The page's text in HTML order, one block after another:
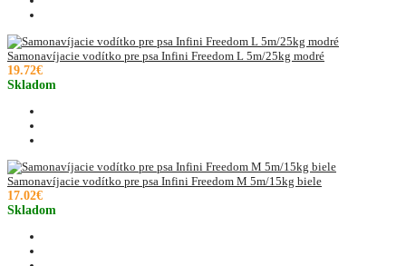
Samonavíjacie vodítko pre psa Infini Freedom L 5m/25kg modré
19.72€
Skladom
Samonavíjacie vodítko pre psa Infini Freedom M 5m/15kg biele
17.02€
Skladom